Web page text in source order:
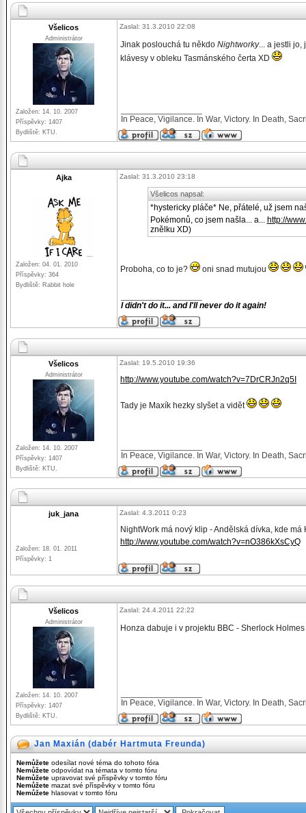
Všelicos
Administrátor
Založen: 14. 10. 2007
Příspěvky: 1407
Bydliště: KTU.
Zaslal: 31.3.2010 22:08
Jinak poslouchá tu někdo Nightworky... a jestli jo,
klávesy v obleku Tasmánského čerta XD
In Peace, Vigilance. In War, Victory. In Death,
Ajka
Založen: 04. 01. 2010
Příspěvky: 364
Bydliště: Rabbit hole
Zaslal: 31.3.2010 23:18
Všelicos napsal:
*hystericky pláče* Ne, přátelé, už jsem
Pokémonů, co jsem našla... a... http://
znělku XD)
Proboha, co to je? oni snad mutujou
I didn't do it... and I'll never do it again!
Všelicos
Administrátor
Založen: 14. 10. 2007
Příspěvky: 1407
Bydliště: KTU.
Zaslal: 19.5.2010 19:36
http://www.youtube.com/watch?v=7DrCRJn2q5I
Tady je Maxík hezky slyšet a vidět
In Peace, Vigilance. In War, Victory. In Death,
juk_jana
Založen: 18. 01. 2011
Příspěvky: 1
Zaslal: 4.3.2011 0:23
NightWork má nový klip - Andělská dívka, kde
http://www.youtube.com/watch?v=nO386kXsCyQ
Všelicos
Administrátor
Založen: 14. 10. 2007
Příspěvky: 1407
Bydliště: KTU.
Zaslal: 24.4.2011 22:22
Honza dabuje i v projektu BBC - Sherlock Holmes
In Peace, Vigilance. In War, Victory. In Death,
Jan Maxián (dabér Hartmuta Freunda)
Nemůžete odesílat nové téma do tohoto fóra
Nemůžete odpovídat na témata v tomto fóru
Nemůžete upravovat své příspěvky v tomto fóru
Nemůžete mazat své příspěvky v tomto fóru
Nemůžete hlasovat v tomto fóru